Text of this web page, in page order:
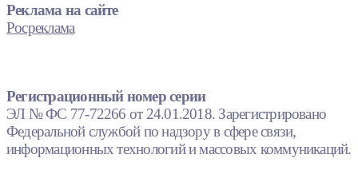
Реклама на сайте
Росреклама
Регистрационный номер серии
ЭЛ № ФС 77-72266 от 24.01.2018. Зарегистрировано
Федеральной службой по надзору в сфере связи,
информационных технологий и массовых коммуникаций.